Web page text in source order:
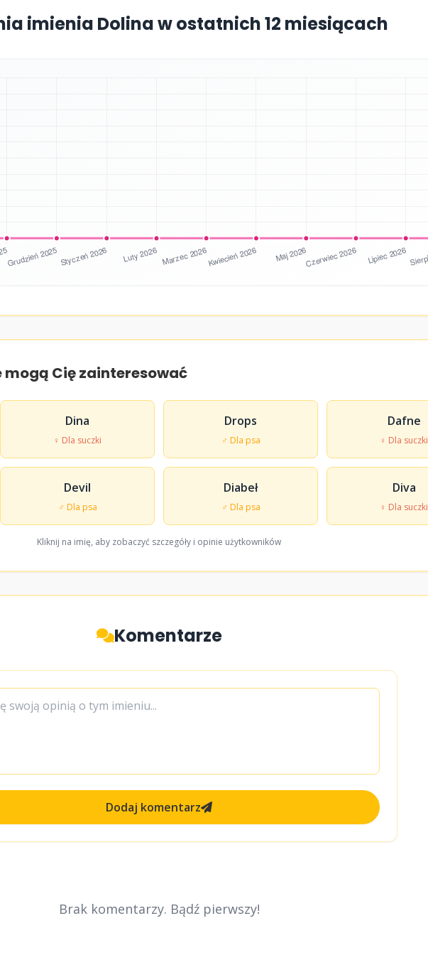
imienia Dolina w ostatnich 12 miesiącach
Cię zainteresować
Dina
♀ Dla suczki
Drops
♂ Dla psa
Dafne
♀ Dla suczki
Devil
♂ Dla psa
Diabeł
♂ Dla psa
Diva
♀ Dla suczki
Kliknij na imię, aby zobaczyć szczegóły i opinie użytkowników
Komentarze
Dodaj komentarz
Brak komentarzy. Bądź pierwszy!